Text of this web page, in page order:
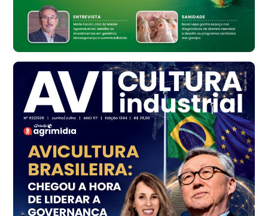
Bastos (SP)
R$ 148,56
cx
Frango - Indicador
R$ 7,16
kg
Frango - Indicador
SP
R$ 7,18
kg
Trigo Atacado - Regional
PR
R$ 1.414,46